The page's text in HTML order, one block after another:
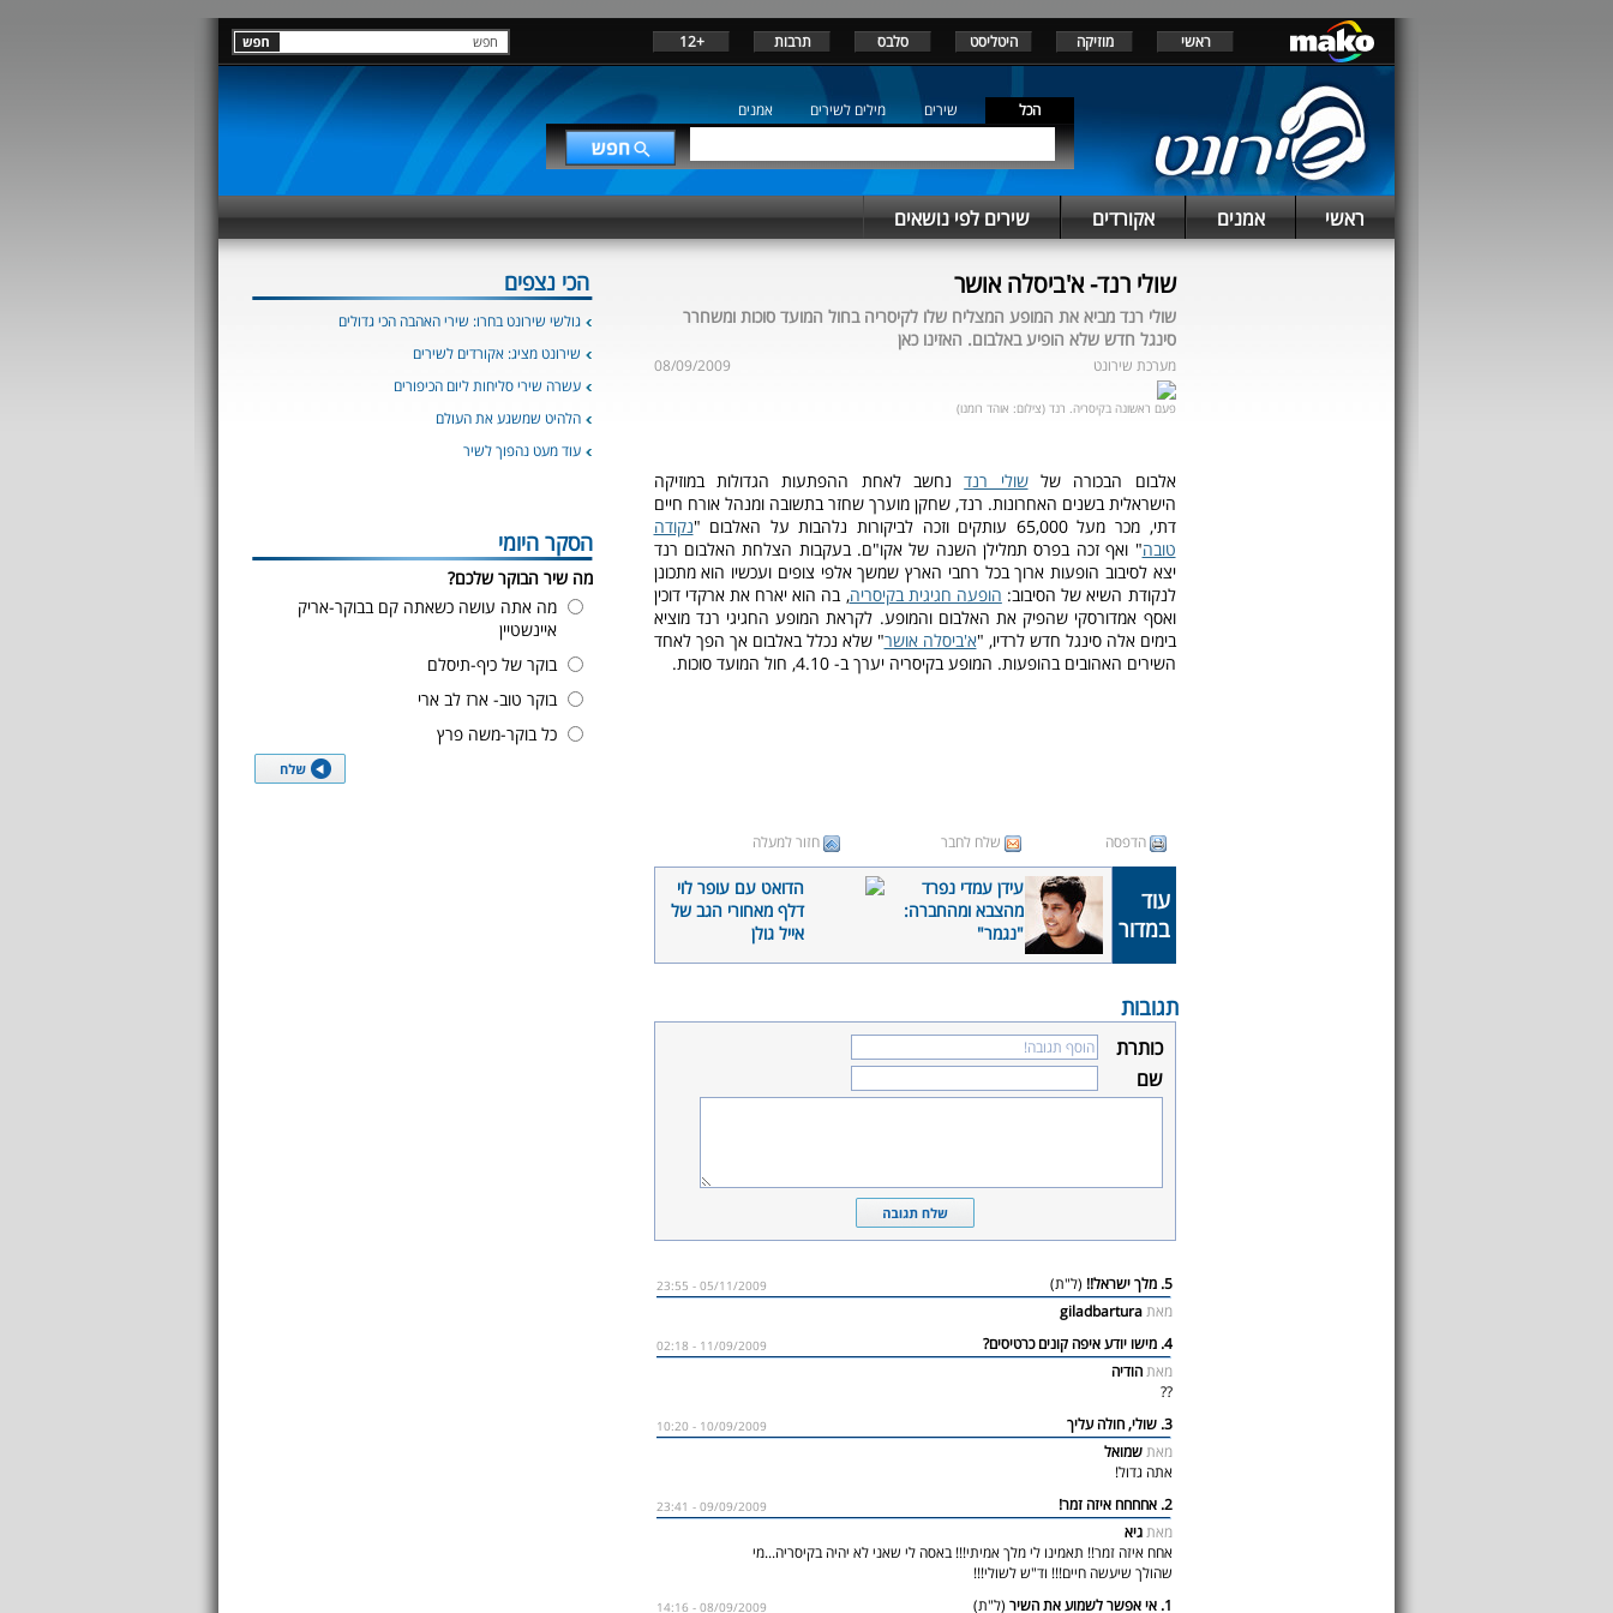
ראשי מוזיקה היטליסט סלבס תרבות +12
הכל שירים מילים לשירים אמנים
ראשי אמנים אקורדים שירים לפי נושאים
שולי רנד- א'ביסלה אושר
שולי רנד מביא את המופע המצליח שלו לקיסריה בחול המועד סוכות ומשחרר
סינגל חדש שלא הופיע באלבום. האזינו כאן
מערכת שירונט 08/09/2009
פעם ראשונה בקיסריה. רנד (צילום: אוהד רומנו)
אלבום הבכורה שלשולי רנדנחשב לאחת ההפתעות הגדולות במוזיקה
הישראלית בשנים האחרונות. רנד, שחקן מוערך שחזר בתשובה ומנהל אורח חיים
דתי, מכר מעל 65,000 עותקים וזכה לביקורות נלהבות על האלבום "
נקודה
טובה" ואף זכה בפרס תמלילן השנה של אקו"ם. בעקבות הצלחת האלבום רנד
יצא לסיבוב הופעות ארוך בכל רחבי הארץ שמשך אלפי צופים ועכשיו הוא מתכונן
לנקודת השיא של הסיבוב: הופעה חגיגית בקיסריה, בה הוא יארח את ארקדי דוכין
ואסף אמדורסקי שהפיק את האלבום והמופע. לקראת המופע החגיגי רנד מוציא
בימים אלה סינגל חדש לרדיו, "א'ביסלה אושר" שלא נכלל באלבום אך הפך לאחד
השירים האהובים בהופעות. המופע בקיסריה יערך ב- 4.10, חול המועד סוכות.
הדפסה שלח לחבר חזור למעלה
עוד
במדור
עידן עמדי נפרד
מהצבא ומהחברה:
"נגמר"
הדואט עם עופר לוי
דלף מאחורי הגב של
אייל גולן
תגובות
כותרת
שם
5. מלך ישראל!! (ל"ת) 05/11/2009 - 23:55
מאתgiladbartura
4. מישו יודע איפה קונים כרטיסים?
11/09/2009 - 02:18
מאתהודיה
??
3. שולי, חולה עליך
10/09/2009 - 10:20
מאתשמואל
אתה גדול!
2. אחחחח איזה זמר!
09/09/2009 - 23:41
מאתגיא
אחח איזה זמר!! תאמינו לי מלך אמיתי!!! באסה לי שאני לא יהיה בקיסריה...מי
שהולך שיעשה חיים!!! וד"ש לשולי!!!
1. אי אפשר לשמוע את השיר
(ל"ת) 08/09/2009 - 14:16
הכי נצפים
גולשי שירונט בחרו: שירי האהבה הכי גדולים
שירונט מציג: אקורדים לשירים
עשרה שירי סליחות ליום הכיפורים
הלהיט שמשגע את העולם
עוד מעט נהפוך לשיר
הסקר היומי
מה שיר הבוקר שלכם?
מה אתה עושה כשאתה קם בבוקר-אריק
איינשטיין
בוקר של כיף-תיסלם
בוקר טוב- ארז לב ארי
כל בוקר-משה פרץ